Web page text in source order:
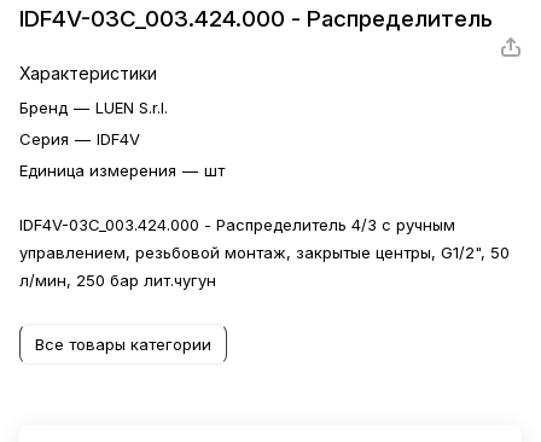
IDF4V-03C_003.424.000 - Распределитель
Характеристики
Бренд — LUEN S.r.l.
Серия — IDF4V
Единица измерения — шт
IDF4V-03C_003.424.000 - Распределитель 4/3 с ручным
управлением, резьбовой монтаж, закрытые центры, G1/2", 50
л/мин, 250 бар лит.чугун
Все товары категории